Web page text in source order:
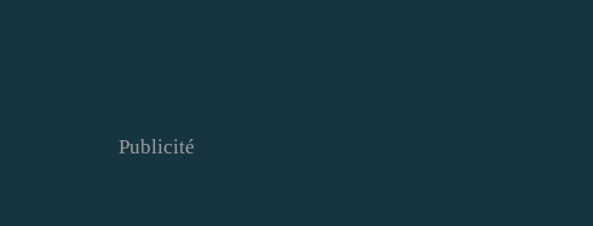
Publicité